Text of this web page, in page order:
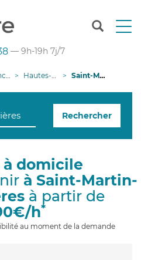
T
n
g
i
— 9h-19h 7j/7
Hautes-Alpes Saint-Martin-de-Queyrières
Rechercher
à domicile
à Saint-Martin-
à partir de
h*
au moment de la demande